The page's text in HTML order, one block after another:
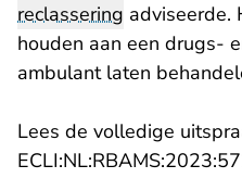
reclassering adviseerde.
houden aan een drugs-
ambulant laten
Lees de volledige